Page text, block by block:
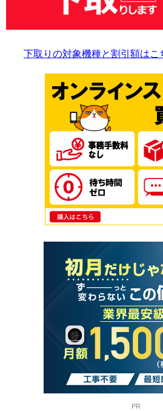
下取りの対象機種と割引額はこ
PR